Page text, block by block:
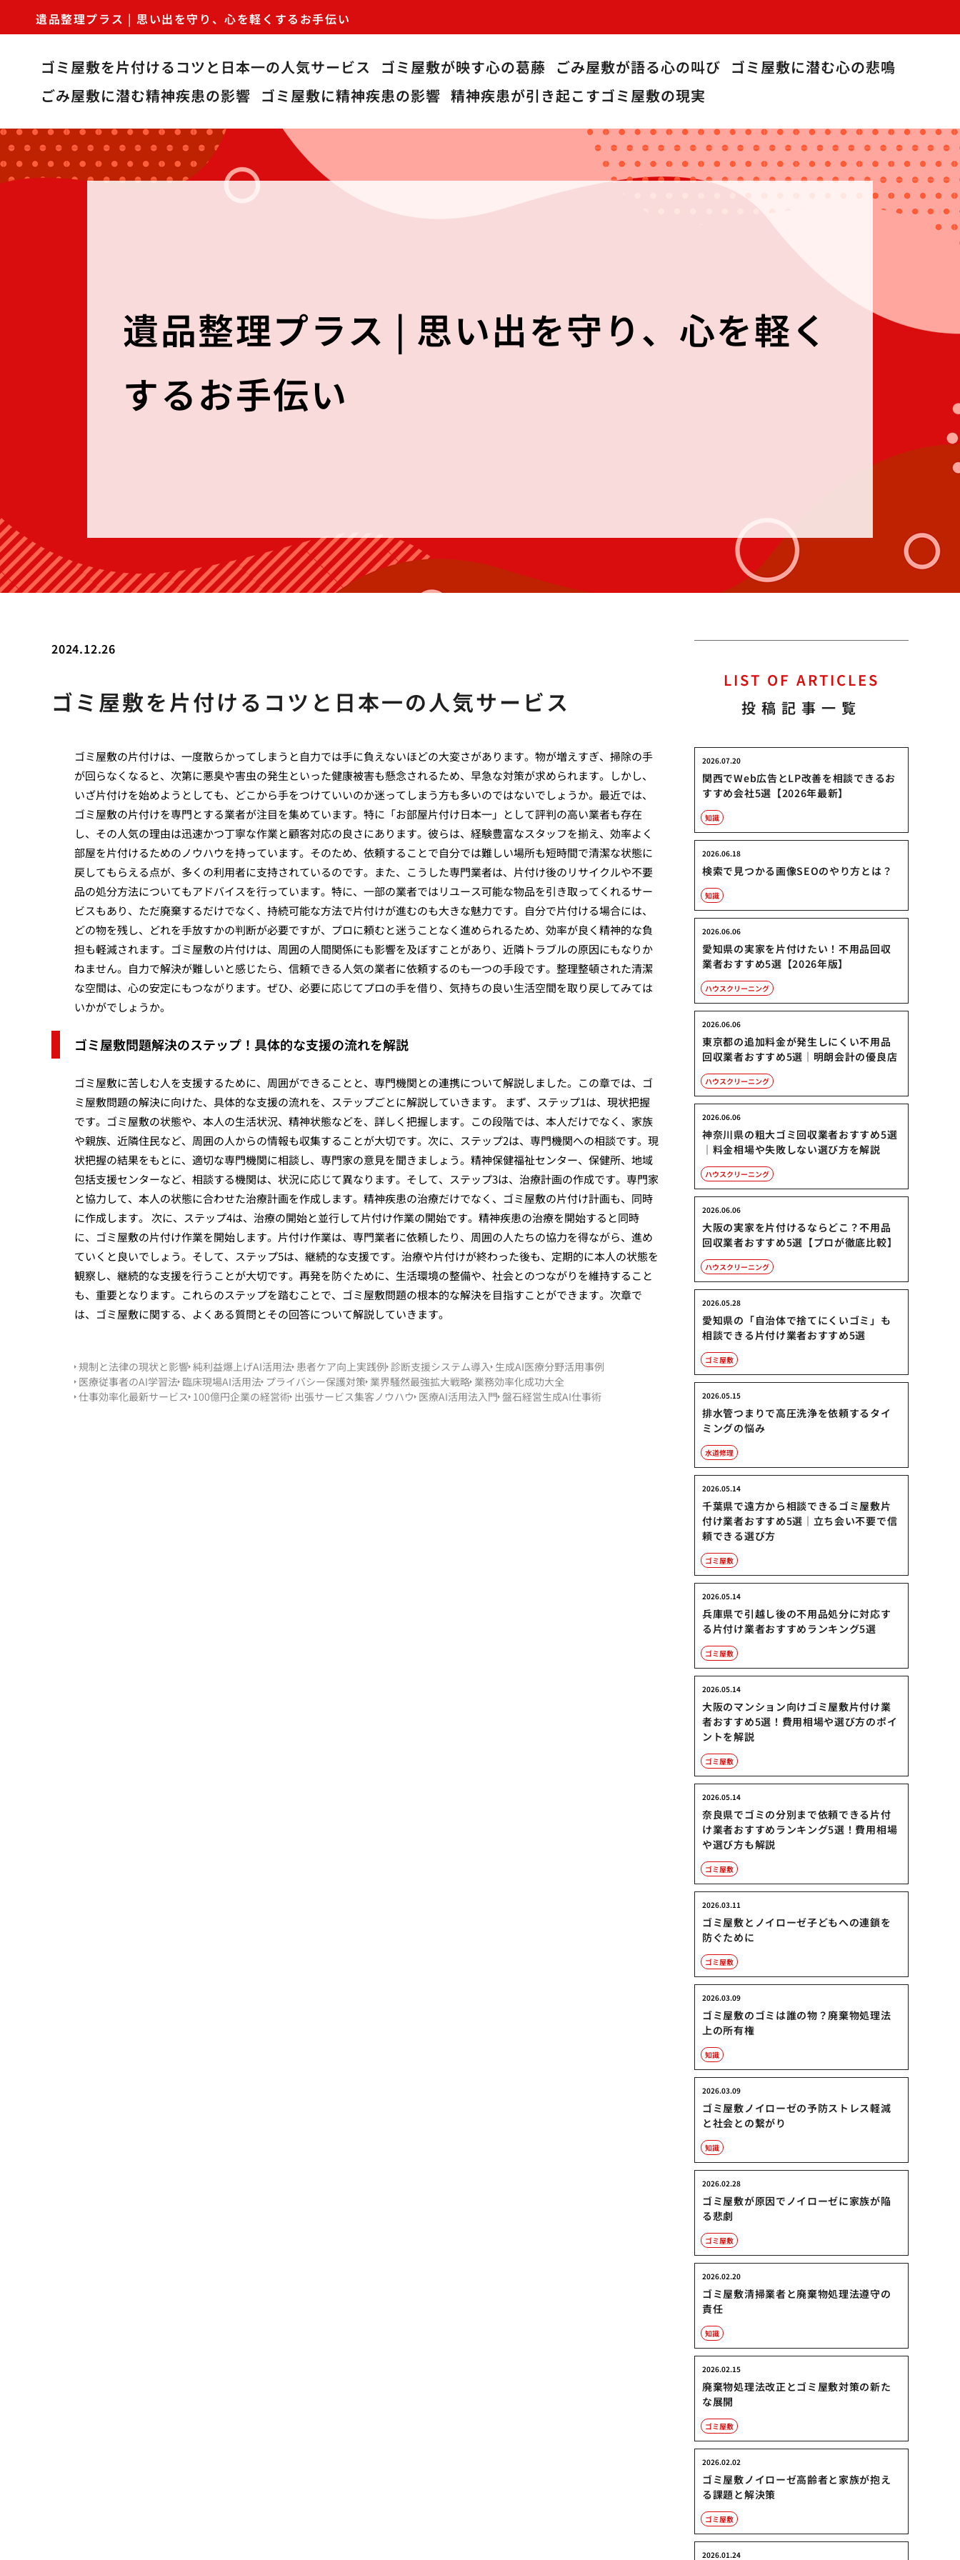
遺品整理プラス | 思い出を守り、心を軽くするお手伝い
ゴミ屋敷を片付けるコツと日本一の人気サービス ゴミ屋敷が映す心の葛藤 ごみ屋敷が語る心の叫び ゴミ屋敷に潜む心の悲鳴
ごみ屋敷に潜む精神疾患の影響 ゴミ屋敷に精神疾患の影響 精神疾患が引き起こすゴミ屋敷の現実
遺品整理プラス | 思い出を守り、心を軽く
するお手伝い
2024.12.26
ゴミ屋敷を片付けるコツと日本一の人気サービス
ゴミ屋敷の片付けは、一度散らかってしまうと自力では手に負えないほどの大変さがあります。物が増えすぎ、掃除の手
が回らなくなると、次第に悪臭や害虫の発生といった健康被害も懸念されるため、早急な対策が求められます。しかし、
いざ片付けを始めようとしても、どこから手をつけていいのか迷ってしまう方も多いのではないでしょうか。最近では、
ゴミ屋敷の片付けを専門とする業者が注目を集めています。特に「お部屋片付け日本一」として評判の高い業者も存在
し、その人気の理由は迅速かつ丁寧な作業と顧客対応の良さにあります。彼らは、経験豊富なスタッフを揃え、効率よく
部屋を片付けるためのノウハウを持っています。そのため、依頼することで自分では難しい場所も短時間で清潔な状態に
戻してもらえる点が、多くの利用者に支持されているのです。また、こうした専門業者は、片付け後のリサイクルや不要
品の処分方法についてもアドバイスを行っています。特に、一部の業者ではリユース可能な物品を引き取ってくれるサー
ビスもあり、ただ廃棄するだけでなく、持続可能な方法で片付けが進むのも大きな魅力です。自分で片付ける場合には、
どの物を残し、どれを手放すかの判断が必要ですが、プロに頼むと迷うことなく進められるため、効率が良く精神的な負
担も軽減されます。ゴミ屋敷の片付けは、周囲の人間関係にも影響を及ぼすことがあり、近隣トラブルの原因にもなりか
ねません。自力で解決が難しいと感じたら、信頼できる人気の業者に依頼するのも一つの手段です。整理整頓された清潔
な空間は、心の安定にもつながります。ぜひ、必要に応じてプロの手を借り、気持ちの良い生活空間を取り戻してみては
いかがでしょうか。
ゴミ屋敷問題解決のステップ！具体的な支援の流れを解説
ゴミ屋敷に苦しむ人を支援するために、周囲ができることと、専門機関との連携について解説しました。この章では、ゴ
ミ屋敷問題の解決に向けた、具体的な支援の流れを、ステップごとに解説していきます。 まず、ステップ1は、現状把握
です。ゴミ屋敷の状態や、本人の生活状況、精神状態などを、詳しく把握します。この段階では、本人だけでなく、家族
や親族、近隣住民など、周囲の人からの情報も収集することが大切です。次に、ステップ2は、専門機関への相談です。現
状把握の結果をもとに、適切な専門機関に相談し、専門家の意見を聞きましょう。精神保健福祉センター、保健所、地域
包括支援センターなど、相談する機関は、状況に応じて異なります。そして、ステップ3は、治療計画の作成です。専門家
と協力して、本人の状態に合わせた治療計画を作成します。精神疾患の治療だけでなく、ゴミ屋敷の片付け計画も、同時
に作成します。 次に、ステップ4は、治療の開始と並行して片付け作業の開始です。精神疾患の治療を開始すると同時
に、ゴミ屋敷の片付け作業を開始します。片付け作業は、専門業者に依頼したり、周囲の人たちの協力を得ながら、進め
ていくと良いでしょう。そして、ステップ5は、継続的な支援です。治療や片付けが終わった後も、定期的に本人の状態を
観察し、継続的な支援を行うことが大切です。再発を防ぐために、生活環境の整備や、社会とのつながりを維持すること
も、重要となります。これらのステップを踏むことで、ゴミ屋敷問題の根本的な解決を目指すことができます。次章で
は、ゴミ屋敷に関する、よくある質問とその回答について解説していきます。
規制と法律の現状と影響 純利益爆上げAI活用法 患者ケア向上実践例 診断支援システム導入 生成AI医療分野活用事例
医療従事者のAI学習法 臨床現場AI活用法 プライバシー保護対策 業界騒然最強拡大戦略 業務効率化成功大全
仕事効率化最新サービス 100億円企業の経営術 出張サービス集客ノウハウ 医療AI活用法入門 盤石経営生成AI仕事術
LIST OF ARTICLES
投稿記事一覧
関西でWeb広告とLP改善を相談できるお
すすめ会社5選【2026年最新】
2026.07.20
知識
検索で見つかる画像SEOのやり方とは？
2026.06.18
知識
愛知県の実家を片付けたい！不用品回収
業者おすすめ5選【2026年版】
2026.06.06
ハウスクリーニング
東京都の追加料金が発生しにくい不用品
回収業者おすすめ5選｜明朗会計の優良店
2026.06.06
ハウスクリーニング
神奈川県の粗大ゴミ回収業者おすすめ5選
｜料金相場や失敗しない選び方を解説
2026.06.06
ハウスクリーニング
大阪の実家を片付けるならどこ？不用品
回収業者おすすめ5選【プロが徹底比較】
2026.06.06
ハウスクリーニング
愛知県の「自治体で捨てにくいゴミ」も
相談できる片付け業者おすすめ5選
2026.05.28
ゴミ屋敷
排水管つまりで高圧洗浄を依頼するタイ
ミングの悩み
2026.05.15
水道修理
千葉県で遠方から相談できるゴミ屋敷片
付け業者おすすめ5選｜立ち会い不要で信
頼できる選び方
2026.05.14
ゴミ屋敷
兵庫県で引越し後の不用品処分に対応す
る片付け業者おすすめランキング5選
2026.05.14
ゴミ屋敷
大阪のマンション向けゴミ屋敷片付け業
者おすすめ5選！費用相場や選び方のポイ
ントを解説
2026.05.14
ゴミ屋敷
奈良県でゴミの分別まで依頼できる片付
け業者おすすめランキング5選！費用相場
や選び方も解説
2026.05.14
ゴミ屋敷
ゴミ屋敷とノイローゼ子どもへの連鎖を
防ぐために
2026.03.11
ゴミ屋敷
ゴミ屋敷のゴミは誰の物？廃棄物処理法
上の所有権
2026.03.09
知識
ゴミ屋敷ノイローゼの予防ストレス軽減
と社会との繋がり
2026.03.09
知識
ゴミ屋敷が原因でノイローゼに家族が陥
る悲劇
2026.02.28
ゴミ屋敷
ゴミ屋敷清掃業者と廃棄物処理法遵守の
責任
2026.02.20
知識
廃棄物処理法改正とゴミ屋敷対策の新た
な展開
2026.02.15
ゴミ屋敷
ゴミ屋敷ノイローゼ高齢者と家族が抱え
る課題と解決策
2026.02.02
ゴミ屋敷
2026.01.24